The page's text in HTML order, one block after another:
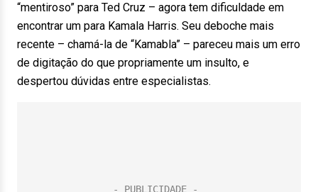
“mentiroso” para Ted Cruz – agora tem dificuldade em
encontrar um para Kamala Harris. Seu deboche mais
recente – chamá-la de “Kamabla” – pareceu mais um erro
de digitação do que propriamente um insulto, e
despertou dúvidas entre especialistas.